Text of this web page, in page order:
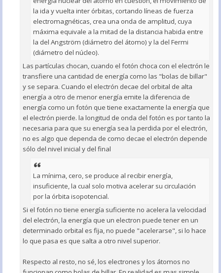
la ida y vuelta inter órbitas, cortando líneas de fuerza
electromagnéticas, crea una onda de amplitud, cuya
máxima equivale a la mitad de la distancia habida entre
la del Angström (diámetro del átomo) y la del Fermi
(diámetro del núcleo).
Las partículas chocan, cuando el fotón choca con el electrón le
transfiere una cantidad de energía como las "bolas de billar"
y se separa. Cuando el electrón decae del orbital de alta
energía a otro de menor energía emite la diferencia de
energía como un fotón que tiene exactamente la energía que
el electrón pierde. la longitud de onda del fotón es por tanto la
necesaria para que su energía sea la perdida por el electrón,
no es algo que dependa de como decae el electrón depende
sólo del nivel inicial y del final
La mínima, cero, se produce al recibir energía,
insuficiente, la cual solo motiva acelerar su circulación
por la órbita isopotencial.
Si el fotón no tiene energía suficiente no acelera la velocidad
del electrón, la energía que un electron puede tener en un
determinado orbital es fija, no puede "acelerarse", si lo hace
lo que pasa es que salta a otro nivel superior.
Respecto al resto, no sé, los electrones y los átomos no